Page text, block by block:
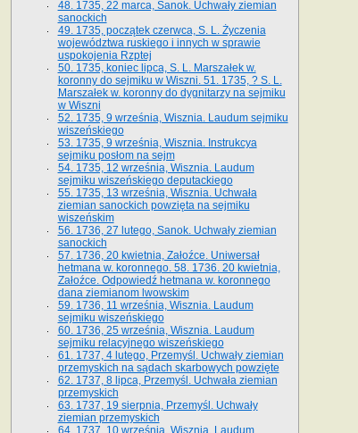
48. 1735, 22 marca, Sanok. Uchwały ziemian
sanockich
49. 1735, początek czerwca, S. L. Życzenia
województwa ruskiego i innych w sprawie
uspokojenia Rzptej
50. 1735, koniec lipca, S. L. Marszałek w.
koronny do sejmiku w Wiszni. 51. 1735, ? S. L.
Marszałek w. koronny do dygnitarzy na sejmiku
w Wiszni
52. 1735, 9 września, Wisznia. Laudum sejmiku
wiszeńskiego
53. 1735, 9 września, Wisznia. Instrukcya
sejmiku posłom na sejm
54. 1735, 12 września, Wisznia. Laudum
sejmiku wiszeńskiego deputackiego
55. 1735, 13 września, Wisznia. Uchwała
ziemian sanockich powzięta na sejmiku
wiszeńskim
56. 1736, 27 lutego, Sanok. Uchwały ziemian
sanockich
57. 1736, 20 kwietnia, Załoźce. Uniwersał
hetmana w. koronnego. 58. 1736. 20 kwietnia,
Załoźce. Odpowiedź hetmana w. koronnego
dana ziemianom lwowskim
59. 1736, 11 września, Wisznia. Laudum
sejmiku wiszeńskiego
60. 1736, 25 września, Wisznia. Laudum
sejmiku relacyjnego wiszeńskiego
61. 1737, 4 lutego, Przemyśl. Uchwały ziemian
przemyskich na sądach skarbowych powzięte
62. 1737, 8 lipca, Przemyśl. Uchwała ziemian
przemyskich
63. 1737, 19 sierpnia, Przemyśl. Uchwały
ziemian przemyskich
64. 1737, 10 września, Wisznia. Laudum